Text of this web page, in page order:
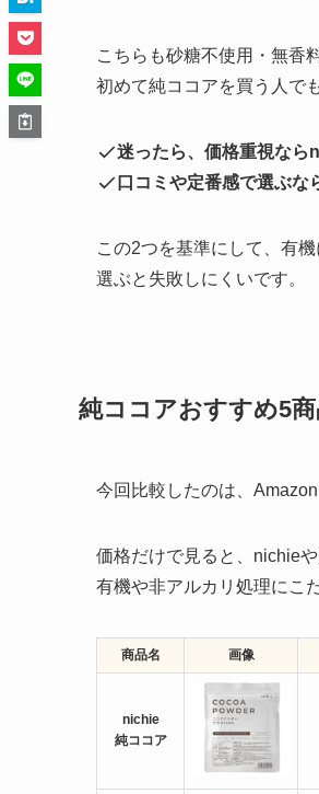
こちらも砂糖不使用・無香
初めて純ココアを買う人で
迷ったら、価格重視なら
口コミや定番感で選ぶな
この2つを基準にして、有
選ぶと失敗しにくいです。
純ココアおすすめ5
今回比較したのは、
価格だけで見ると、nichie
有機や非アルカリ処理にこ
商品名 画像
nichie
純ココア